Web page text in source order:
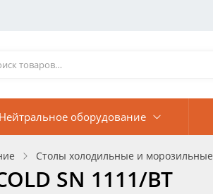
Нейтральное оборудование
Столы холодильные и морозильные
SN 1111/BT